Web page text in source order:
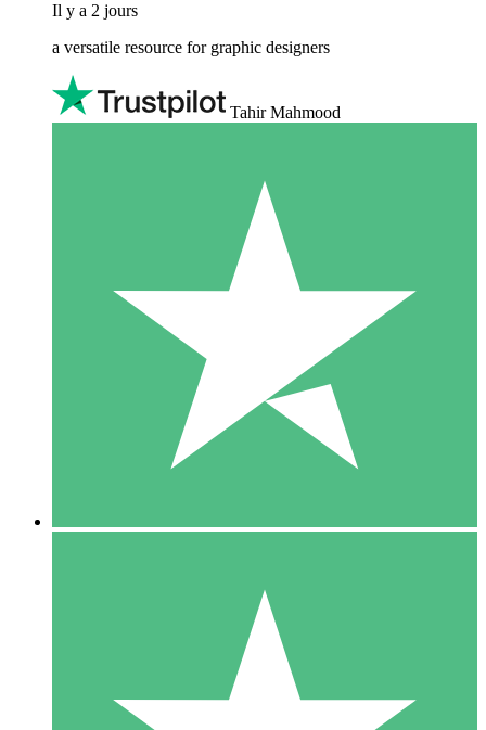
Il y a 2 jours
a versatile resource for graphic designers
Tahir Mahmood